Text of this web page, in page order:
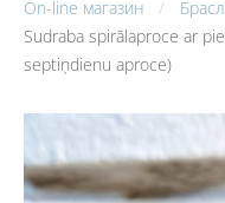
On-line магазин
Sudraba spirālaproce ar
septiņdienu aproce)